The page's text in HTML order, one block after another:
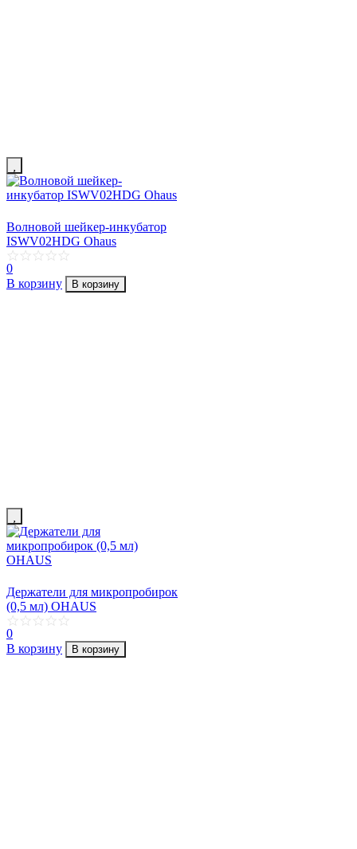
Волновой шейкер-инкубатор
ISWV02HDG Ohaus
0
В корзину
В корзину
Держатели для микропробирок
(0,5 мл) OHAUS
0
В корзину
В корзину